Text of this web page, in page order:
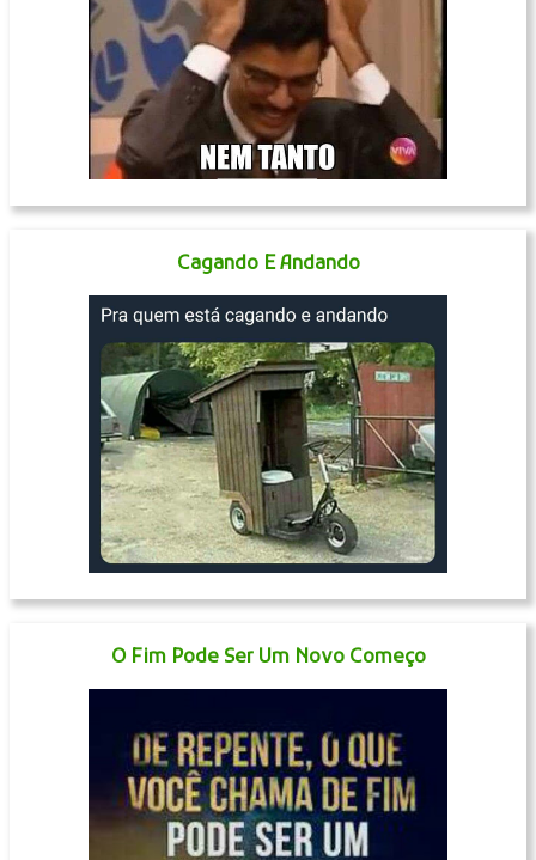
Cagando E Andando
O Fim Pode Ser Um Novo Começo